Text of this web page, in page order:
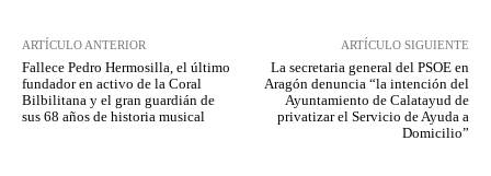
ARTÍCULO ANTERIOR
Fallece Pedro Hermosilla, el último
fundador en activo de la Coral
Bilbilitana y el gran guardián de
sus 68 años de historia musical
ARTÍCULO SIGUIENTE
La secretaria general del PSOE en
Aragón denuncia “la intención del
Ayuntamiento de Calatayud de
privatizar el Servicio de Ayuda a
Domicilio”